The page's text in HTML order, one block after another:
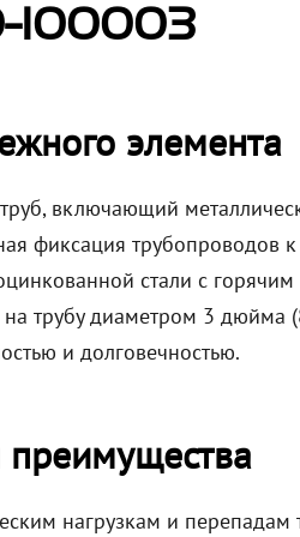
100003
элемента
включающий
фиксация трубопроводов к
стали с
на трубу диаметром 3
и долговечностью.
преимущества
нагрузкам и перепадам